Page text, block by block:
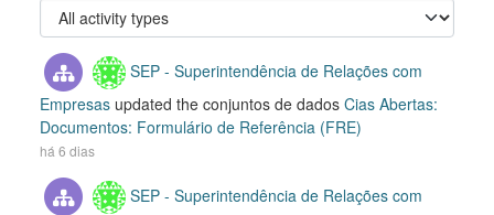
SEP - Superintendência de Relações com
Empresas updated the conjuntos de dados Cias Abertas:
Documentos: Formulário de Referência (FRE)
há 6 dias
SEP - Superintendência de Relações com